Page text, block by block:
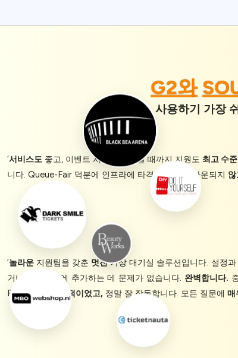
G2와
사용하기 가장
‘서비스도 좋고, 이벤트 시작부터 끝날 때까지 지원도 최고 수
니다. Queue-Fair 덕분에 인프라에 타격을 주거나 다운되지
‘놀라운 지원팀을 갖춘 멋진가상 대기실 솔루션입니다. 설정과
거나 장바구니에 추가하는 데 문제가 없습니다. 완벽합니다.
Fair는
정말 성공적이었고, 정말 잘 작동합니다. 모든 질문에 매